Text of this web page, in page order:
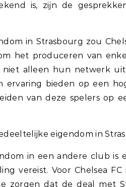
is, zijn de
in Strasbourg zou
het produceren van
alleen hun netwerk
ervaring bieden op een
van deze spelers op
eigendom in
in een andere club is
vereist. Voor Chelsea
zorgen dat de deal met